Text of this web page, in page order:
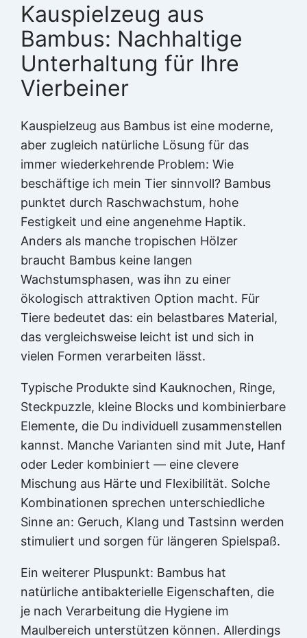
Kauspielzeug aus
Bambus: Nachhaltige
Unterhaltung für Ihre
Vierbeiner
Kauspielzeug aus Bambus ist eine moderne,
aber zugleich natürliche Lösung für das
immer wiederkehrende Problem: Wie
beschäftige ich mein Tier sinnvoll? Bambus
punktet durch Raschwachstum, hohe
Festigkeit und eine angenehme Haptik.
Anders als manche tropischen Hölzer
braucht Bambus keine langen
Wachstumsphasen, was ihn zu einer
ökologisch attraktiven Option macht. Für
Tiere bedeutet das: ein belastbares Material,
das vergleichsweise leicht ist und sich in
vielen Formen verarbeiten lässt.
Typische Produkte sind Kauknochen, Ringe,
Steckpuzzle, kleine Blocks und kombinierbare
Elemente, die Du individuell zusammenstellen
kannst. Manche Varianten sind mit Jute, Hanf
oder Leder kombiniert — eine clevere
Mischung aus Härte und Flexibilität. Solche
Kombinationen sprechen unterschiedliche
Sinne an: Geruch, Klang und Tastsinn werden
stimuliert und sorgen für längeren Spielspaß.
Ein weiterer Pluspunkt: Bambus hat
natürliche antibakterielle Eigenschaften, die
je nach Verarbeitung die Hygiene im
Maulbereich unterstützen können. Allerdings